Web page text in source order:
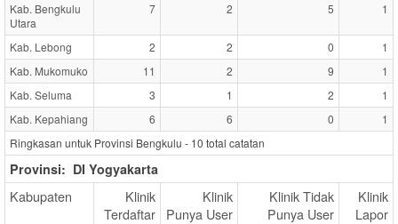
Kab. Bengkulu
Utara
7 2 5 1
Kab. Lebong 2 2 0
1
Kab. Mukomuko
11 2 9
1
Kab. Seluma
3 1 2
1
Kab. Kepahiang
6 6 0
1
Ringkasan untuk Provinsi Bengkulu - 10 total catatan
Provinsi: DI Yogyakarta
Kabupaten
Klinik
Terdaftar
Klinik
Punya User
Klinik Tidak
Punya User
Klinik
Lapor